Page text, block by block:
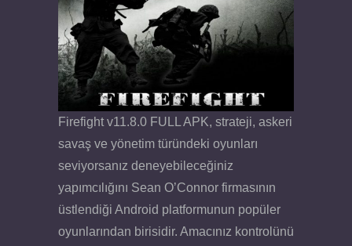
Firefight v11.8.0 FULL APK, strateji, askeri
savaş ve yönetim türündeki oyunları
seviyorsanız deneyebileceğiniz
yapımcılığını Sean O’Connor firmasının
üstlendiği Android platformunun popüler
oyunlarından birisidir. Amacınız kontrolünü